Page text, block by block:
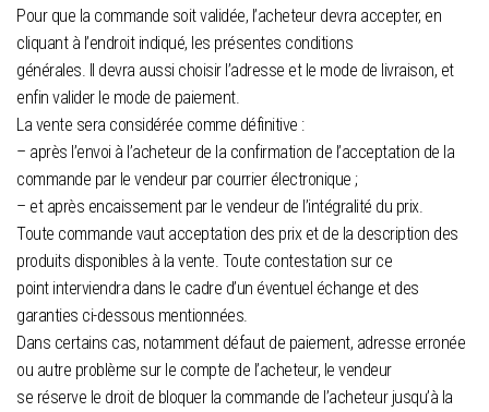
Pour que la commande soit validée, l’acheteur devra accepter, en
cliquant à l’endroit indiqué, les présentes conditions
générales. Il devra aussi choisir l’adresse et le mode de livraison, et
enfin valider le mode de paiement.
La vente sera considérée comme définitive :
– après l’envoi à l’acheteur de la confirmation de l’acceptation de la
commande par le vendeur par courrier électronique ;
– et après encaissement par le vendeur de l’intégralité du prix.
Toute commande vaut acceptation des prix et de la description des
produits disponibles à la vente. Toute contestation sur ce
point interviendra dans le cadre d’un éventuel échange et des
garanties ci-dessous mentionnées.
Dans certains cas, notamment défaut de paiement, adresse erronée
ou autre problème sur le compte de l’acheteur, le vendeur
se réserve le droit de bloquer la commande de l’acheteur jusqu’à la